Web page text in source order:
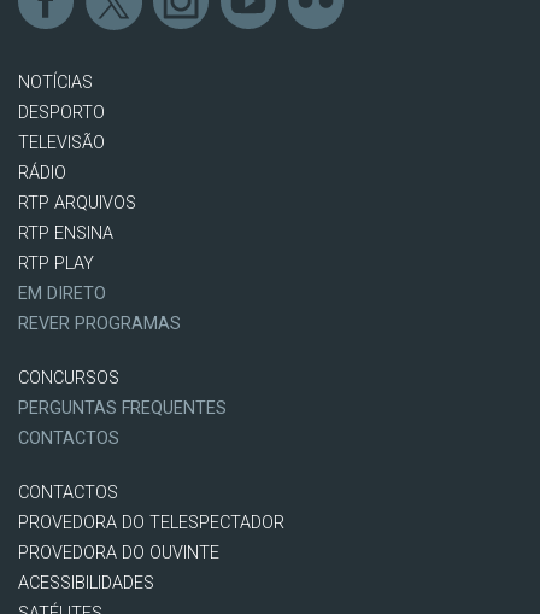
NOTÍCIAS
DESPORTO
TELEVISÃO
RÁDIO
RTP ARQUIVOS
RTP ENSINA
RTP PLAY
EM DIRETO
REVER PROGRAMAS
CONCURSOS
PERGUNTAS FREQUENTES
CONTACTOS
CONTACTOS
PROVEDORA DO TELESPECTADOR
PROVEDORA DO OUVINTE
ACESSIBILIDADES